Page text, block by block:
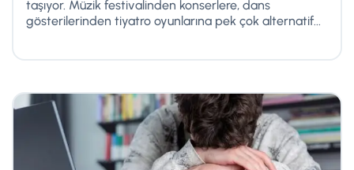
taşıyor. Müzik festivalinden konserlere, dans
gösterilerinden tiyatro oyunlarına pek çok alternatif...